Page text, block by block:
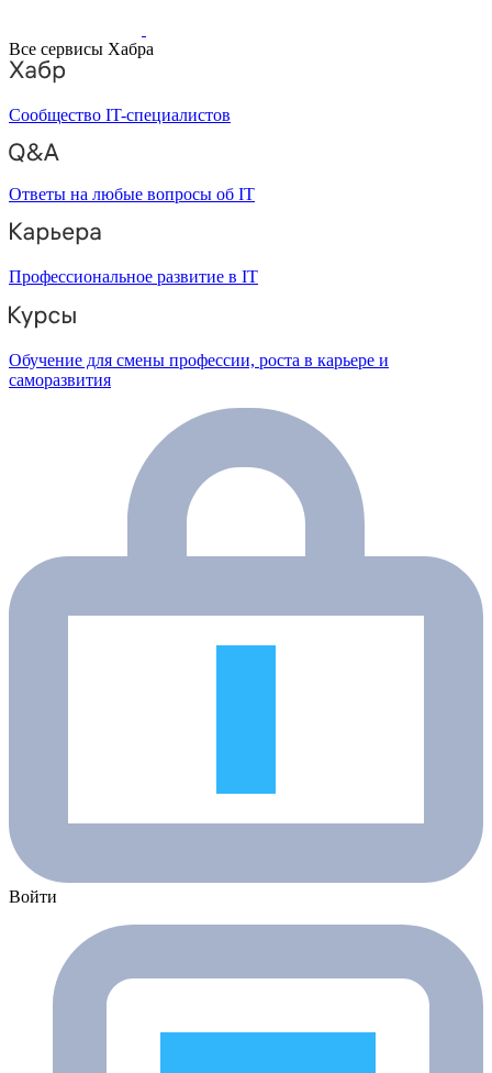
Все сервисы Хабра
Сообщество IT-специалистов
Ответы на любые вопросы об IT
Профессиональное развитие в IT
Обучение для смены профессии, роста в карьере и
саморазвития
Войти